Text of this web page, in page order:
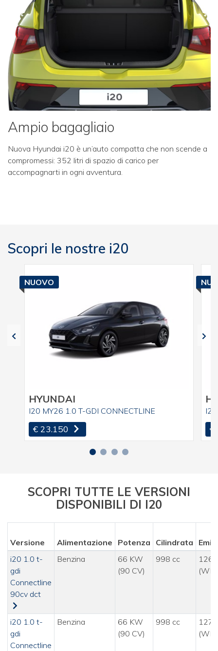
Ampio bagagliaio
Nuova Hyundai i20 è un’auto compatta che non scende a
compromessi: 352 litri di spazio di carico per
accompagnarti in ogni avventura.
Scopri le nostre i20
NUOVO
HYUNDAI
I20 MY26 1.0 T-GDI CONNECTLINE
€ 23.150 €
SCOPRI TUTTE LE VERSIONI
DISPONIBILI DI I20
Versione Alimentazione Potenza Cilindrata
i20 1.0 t-
gdi
Connectline
90cv dct
Benzina
66 KW
(90 CV)
998 cc
126
i20 1.0 t-
gdi
Connectline
Benzina
66 KW
(90 CV)
998 cc
127